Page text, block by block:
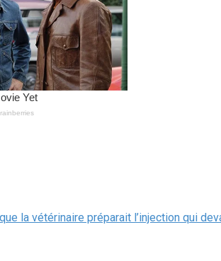
la vétérinaire préparait l’injection qui